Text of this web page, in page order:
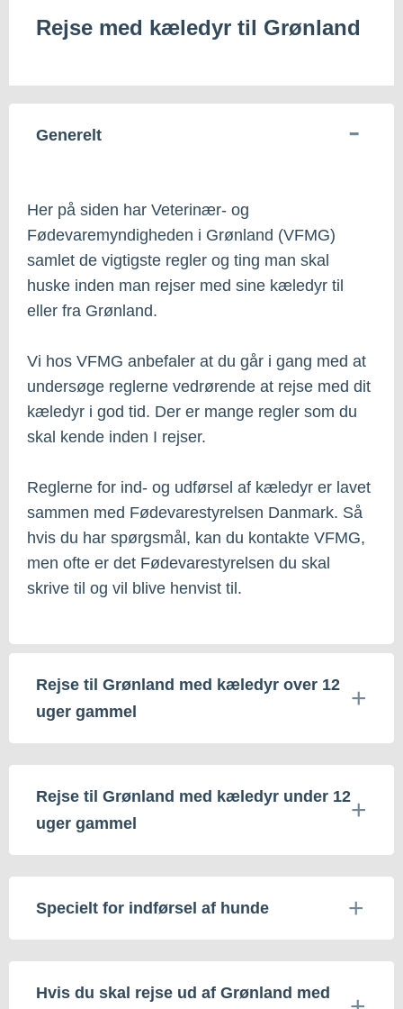
Rejse med kæledyr til Grønland
Generelt
Her på siden har Veterinær- og
Fødevaremyndigheden i Grønland (VFMG)
samlet de vigtigste regler og ting man skal
huske inden man rejser med sine kæledyr til
eller fra Grønland.
Vi hos VFMG anbefaler at du går i gang med at
undersøge reglerne vedrørende at rejse med dit
kæledyr i god tid. Der er mange regler som du
skal kende inden I rejser.
Reglerne for ind- og udførsel af kæledyr er lavet
sammen med Fødevarestyrelsen Danmark. Så
hvis du har spørgsmål, kan du kontakte VFMG,
men ofte er det Fødevarestyrelsen du skal
skrive til og vil blive henvist til.
Rejse til Grønland med kæledyr over 12
uger gammel
Rejse til Grønland med kæledyr under 12
uger gammel
Specielt for indførsel af hunde
Hvis du skal rejse ud af Grønland med